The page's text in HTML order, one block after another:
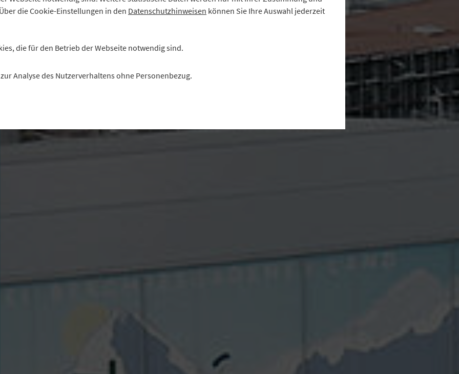
die Cookie-Einstellungen in den Datenschutzhinweisen können Sie Ihre Auswahl jederzeit
die für den Betrieb der Webseite notwendig sind.
Analyse des Nutzerverhaltens ohne Personenbezug.